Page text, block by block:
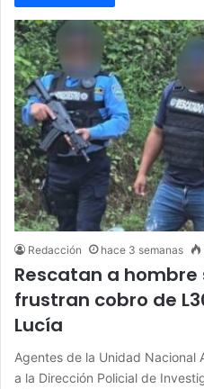
Redacción hace 3 semanas
Rescatan a
frustran cobro de
Lucía
Agentes de la Unidad Nacional
a la Dirección Policial de